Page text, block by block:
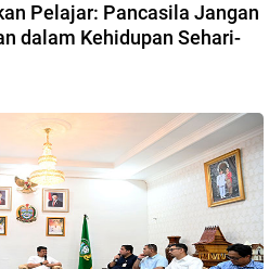
Pelajar: Pancasila Jangan
dalam Kehidupan Sehari-